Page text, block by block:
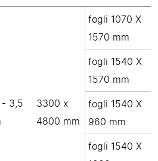
fogli 1070 X
1570 mm
fogli 1540 X
1570 mm
3,5
3300 x
4800 mm
fogli 1540 X
960 mm
fogli 1540 X